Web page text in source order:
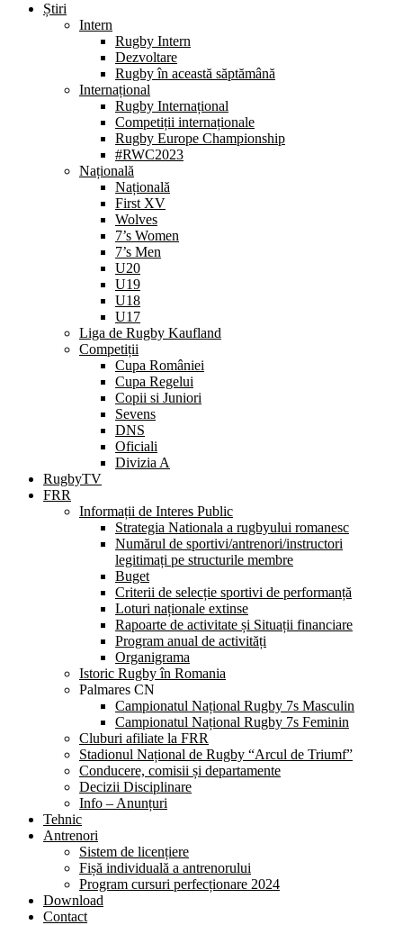
Știri
Intern
Rugby Intern
Dezvoltare
Rugby în această săptămână
Internațional
Rugby Internațional
Competiții internaționale
Rugby Europe Championship
#RWC2023
Națională
Națională
First XV
Wolves
7’s Women
7’s Men
U20
U19
U18
U17
Liga de Rugby Kaufland
Competiții
Cupa României
Cupa Regelui
Copii si Juniori
Sevens
DNS
Oficiali
Divizia A
RugbyTV
FRR
Informații de Interes Public
Strategia Nationala a rugbyului romanesc
Numărul de sportivi/antrenori/instructori
legitimați pe structurile membre
Buget
Criterii de selecție sportivi de performanță
Loturi naționale extinse
Rapoarte de activitate și Situații financiare
Program anual de activități
Organigrama
Istoric Rugby în Romania
Palmares CN
Campionatul Național Rugby 7s Masculin
Campionatul Național Rugby 7s Feminin
Cluburi afiliate la FRR
Stadionul Național de Rugby “Arcul de Triumf”
Conducere, comisii și departamente
Decizii Disciplinare
Info – Anunțuri
Tehnic
Antrenori
Sistem de licențiere
Fișă individuală a antrenorului
Program cursuri perfecționare 2024
Download
Contact